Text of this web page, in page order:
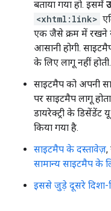
बताया गया हो. इसमें
<xhtml:link>
एक जैसे क्रम में रखने
आसानी होगी.
के लिए लागू नहीं होती.
साइटमैप को अपनी
पर साइटमैप लागू
डायरेक्ट्री के
किया गया है.
साइटमैप के दस्तावेज़,
सामान्य साइटमैप के
इससे जुड़े दूसरे दिशा-